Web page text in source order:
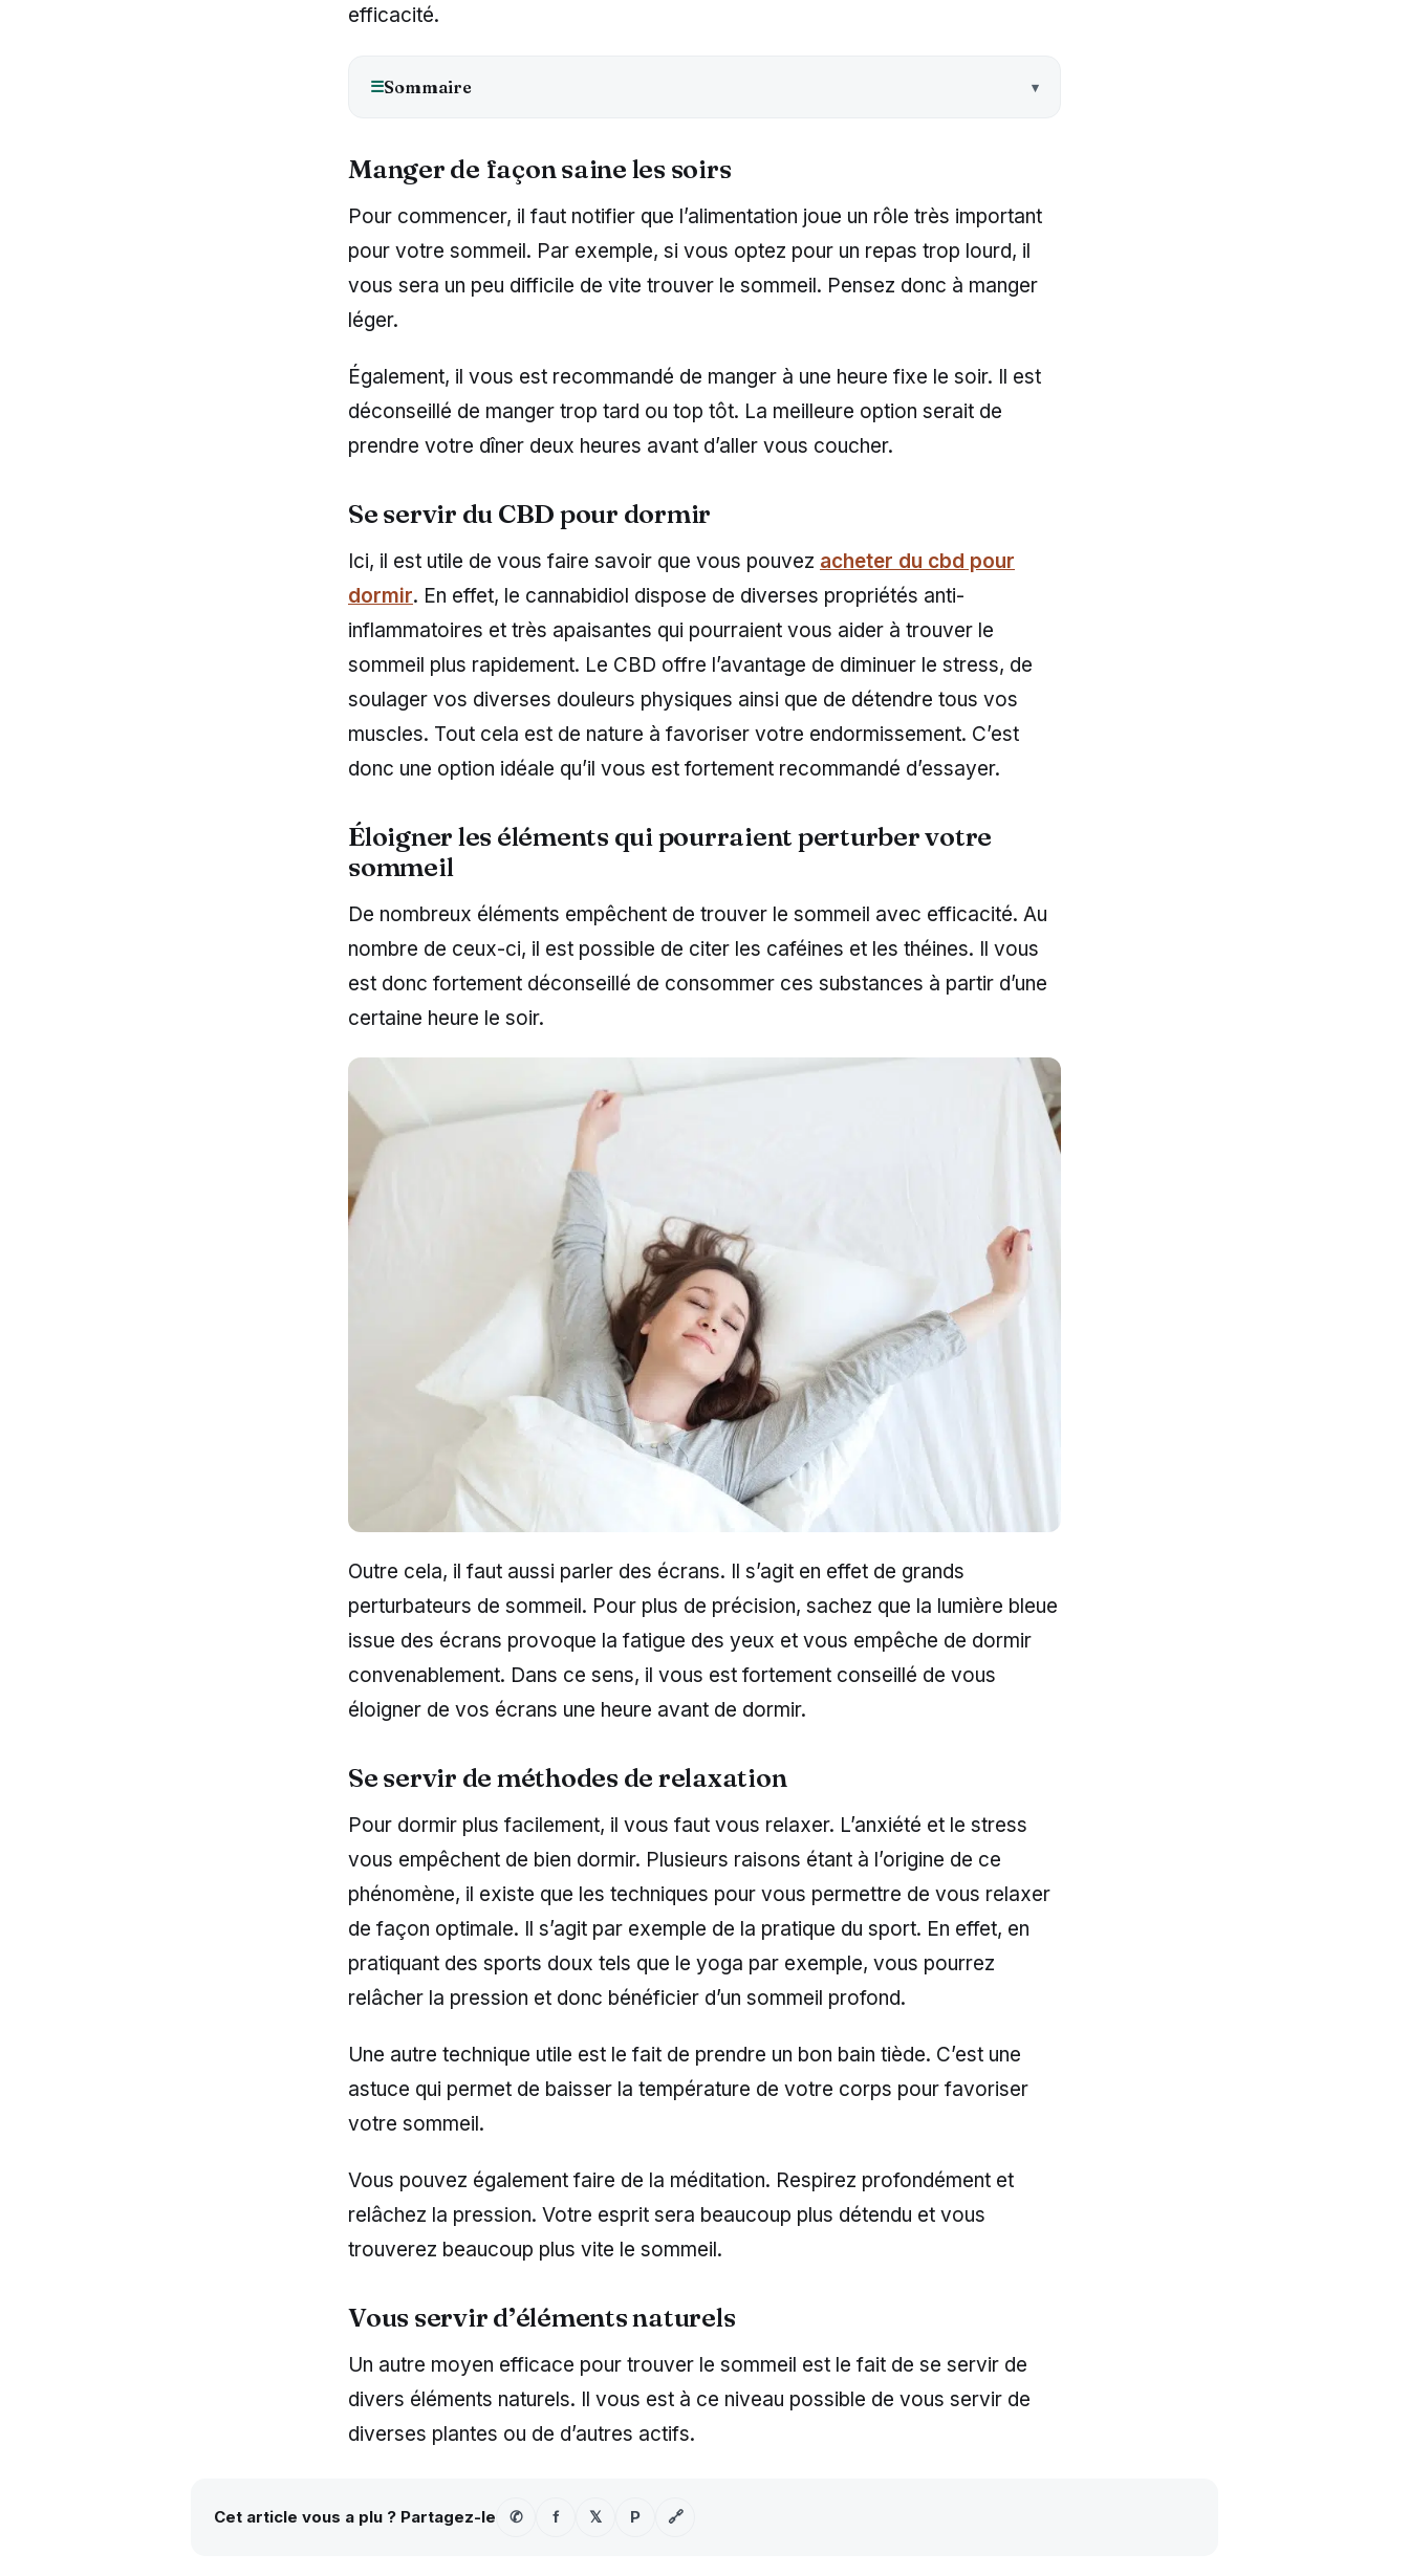
efficacité.
☰Sommaire
Manger de façon saine les soirs
Pour commencer, il faut notifier que l’alimentation joue un rôle très important
pour votre sommeil. Par exemple, si vous optez pour un repas trop lourd, il
vous sera un peu difficile de vite trouver le sommeil. Pensez donc à manger
léger.
Également, il vous est recommandé de manger à une heure fixe le soir. Il est
déconseillé de manger trop tard ou top tôt. La meilleure option serait de
prendre votre dîner deux heures avant d’aller vous coucher.
Se servir du CBD pour dormir
Ici, il est utile de vous faire savoir que vous pouvez acheter du cbd pour
dormir. En effet, le cannabidiol dispose de diverses propriétés anti-
inflammatoires et très apaisantes qui pourraient vous aider à trouver le
sommeil plus rapidement. Le CBD offre l’avantage de diminuer le stress, de
soulager vos diverses douleurs physiques ainsi que de détendre tous vos
muscles. Tout cela est de nature à favoriser votre endormissement. C’est
donc une option idéale qu’il vous est fortement recommandé d’essayer.
Éloigner les éléments qui pourraient perturber votre
sommeil
De nombreux éléments empêchent de trouver le sommeil avec efficacité. Au
nombre de ceux-ci, il est possible de citer les caféines et les théines. Il vous
est donc fortement déconseillé de consommer ces substances à partir d’une
certaine heure le soir.
Outre cela, il faut aussi parler des écrans. Il s’agit en effet de grands
perturbateurs de sommeil. Pour plus de précision, sachez que la lumière bleue
issue des écrans provoque la fatigue des yeux et vous empêche de dormir
convenablement. Dans ce sens, il vous est fortement conseillé de vous
éloigner de vos écrans une heure avant de dormir.
Se servir de méthodes de relaxation
Pour dormir plus facilement, il vous faut vous relaxer. L’anxiété et le stress
vous empêchent de bien dormir. Plusieurs raisons étant à l’origine de ce
phénomène, il existe que les techniques pour vous permettre de vous relaxer
de façon optimale. Il s’agit par exemple de la pratique du sport. En effet, en
pratiquant des sports doux tels que le yoga par exemple, vous pourrez
relâcher la pression et donc bénéficier d’un sommeil profond.
Une autre technique utile est le fait de prendre un bon bain tiède. C’est une
astuce qui permet de baisser la température de votre corps pour favoriser
votre sommeil.
Vous pouvez également faire de la méditation. Respirez profondément et
relâchez la pression. Votre esprit sera beaucoup plus détendu et vous
trouverez beaucoup plus vite le sommeil.
Vous servir d’éléments naturels
Un autre moyen efficace pour trouver le sommeil est le fait de se servir de
divers éléments naturels. Il vous est à ce niveau possible de vous servir de
diverses plantes ou de d’autres actifs.
Cet article vous a plu ? Partagez-le ✆ f 𝕏 P 🔗